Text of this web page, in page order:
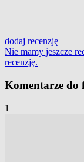
dodaj recenzję
Nie mamy jeszcze
recenzję.
Komentarze do
1